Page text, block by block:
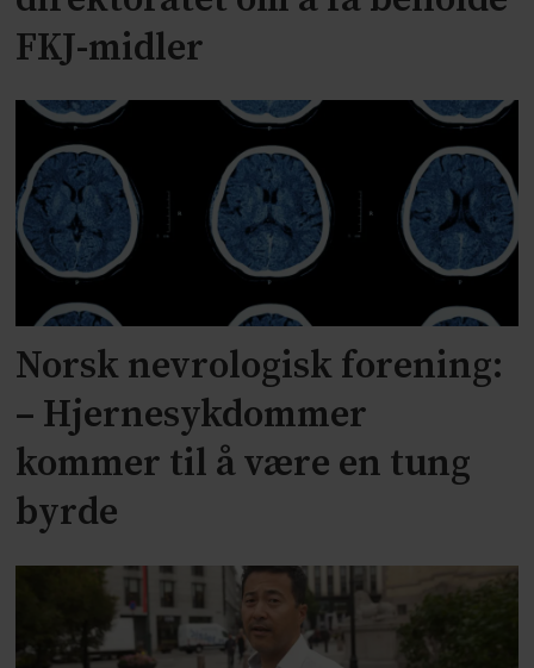
FKJ-midler
Norsk nevrologisk forening:
– Hjernesykdommer
kommer til å være en tung
byrde